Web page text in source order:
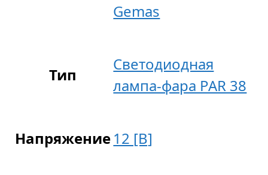
Gemas
Тип
Светодиодная
лампа-фара PAR 38
Напряжение12 [В]